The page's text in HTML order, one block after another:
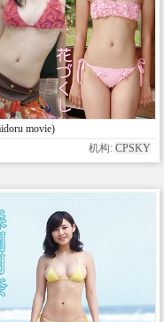
movie)
机构: CPSKY